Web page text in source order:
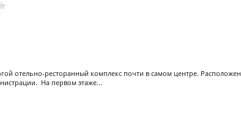
отельно-ресторанный комплекс почти в самом центре. Расположен
На первом этаже...